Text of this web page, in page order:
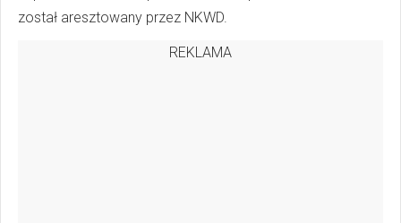
został aresztowany przez NKWD.
REKLAMA